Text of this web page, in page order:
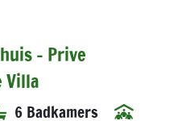
- Prive
Villa
6 Badkamers